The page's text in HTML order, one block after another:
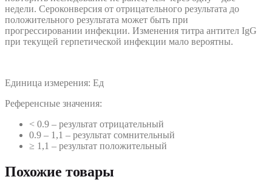
недели. Сероконверсия от отрицательного результата до
положительного результата может быть при
прогрессировании инфекции. Изменения титра антител IgG
при текущей герпетической инфекции мало вероятны.
Единица измерения: Ед
Референсные значения:
< 0.9 – результат отрицательный
0.9 – 1,1 – результат сомнительный
≥ 1,1 – результат положительный
Похожие товары